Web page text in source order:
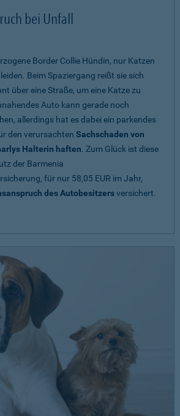
bei Unfall
Border Collie Hündin, nur Katzen
Beim Spaziergang reißt sie sich
über eine Straße, um eine Katze zu
Auto kann gerade noch
allerdings hat es dabei ein parkendes
den verursachten Sachschaden von
Halterin haften. Zum Glück ist diese
der Barmenia
für nur 58,05 EUR im Jahr,
des Autobesitzersversichert.